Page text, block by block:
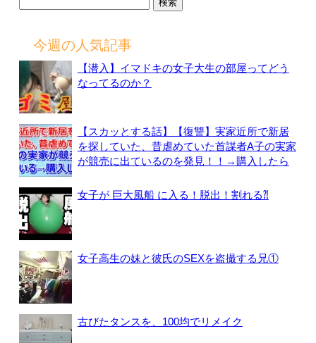
今週の人気記事
【潜入】イマドキの女子大生の部屋ってどう
なってるのか？
【スカッとする話】【復讐】実家近所で新居
を探していた、昔虐めていた首謀者A子の実家
が競売に出ているのを発見！！→購入したら
女子が 巨大風船 に入る！脱出！割れる⁈
女子高生の妹と彼氏のSEXを盗撮する兄①
古びたタンスを、100均でリメイク